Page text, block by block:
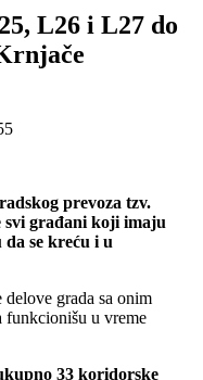
L26 i L27 do
prevoza tzv.
građani koji imaju
se kreću i u
grada sa onim
funkcionišu u vreme
33 koridorske